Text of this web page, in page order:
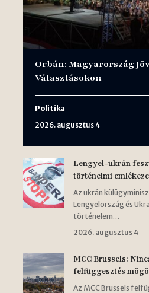
Orbán: Magyarország
Választásokon
Politika
2026. augusztus 4
Lengyel-ukrán
történelmi
Az ukrán
Lengyelország és
történelem…
2026. augusztus 4
MCC Brussels:
felfüggesztés
Az MCC Brussels